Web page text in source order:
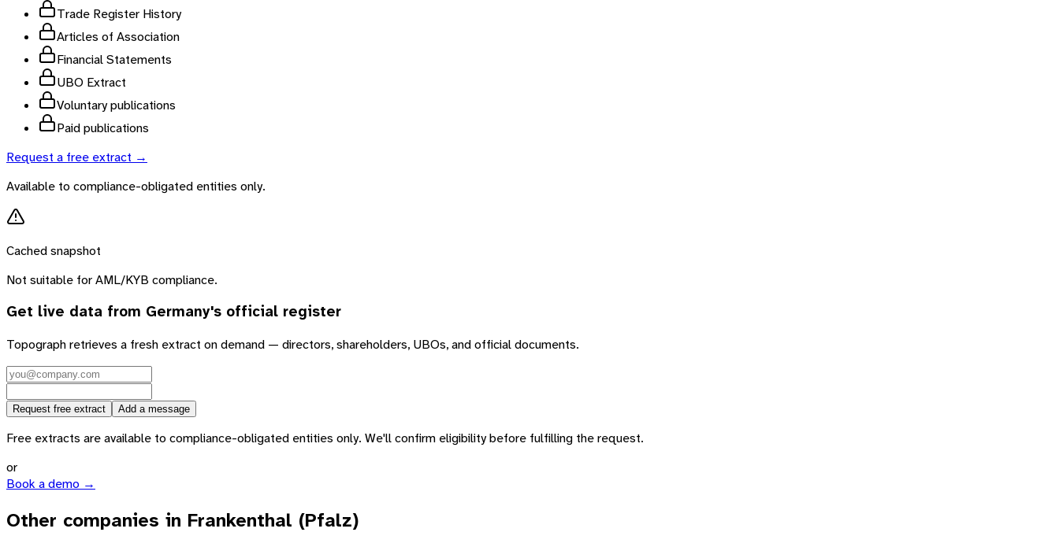
Trade Register History
Articles of Association
Financial Statements
UBO Extract
Voluntary publications
Paid publications
Request a free extract →
Available to compliance-obligated entities only.
Cached snapshot
Not suitable for AML/KYB compliance.
Get live data from Germany's official register
Topograph retrieves a fresh extract on demand — directors, shareholders, UBOs, and official documents.
Request free extract Add a message
Free extracts are available to compliance-obligated entities only. We'll confirm eligibility before fulfilling the request.
or
Book a demo →
Other companies in Frankenthal (Pfalz)